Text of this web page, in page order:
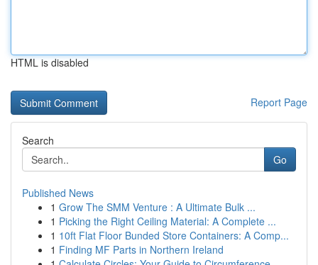
HTML is disabled
Report Page
Search
Go
Published News
1 Grow The SMM Venture : A Ultimate Bulk ...
1 Picking the Right Ceiling Material: A Complete ...
1 10ft Flat Floor Bunded Store Containers: A Comp...
1 Finding MF Parts in Northern Ireland